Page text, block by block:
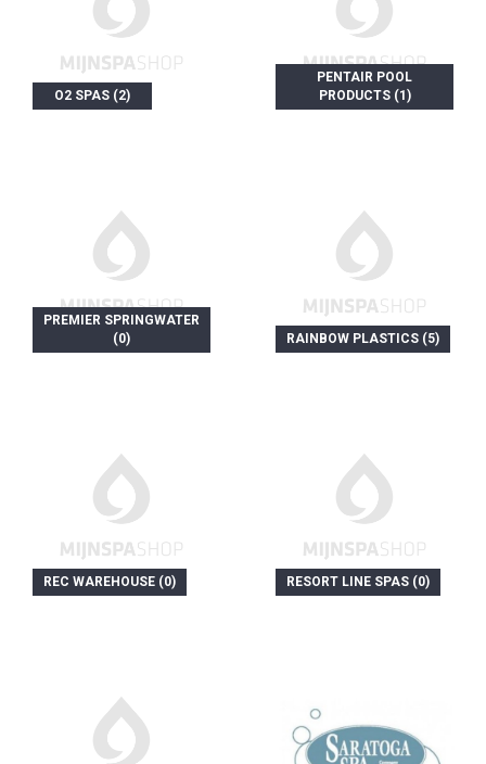
O2 SPAS (2)
PENTAIR POOL
PRODUCTS (1)
PREMIER SPRINGWATER
(0)
RAINBOW PLASTICS (5)
REC WAREHOUSE (0) RESORT LINE SPAS (0)